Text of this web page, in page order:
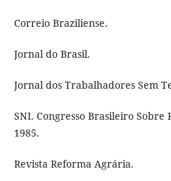
Correio Braziliense.
Jornal do Brasil.
Jornal dos Trabalhadores Sem
SNI. Congresso Brasileiro Sobre
1985.
Revista Reforma Agrária.